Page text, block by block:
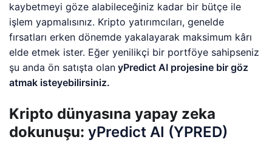
kaybetmeyi göze alabileceğiniz kadar bir bütçe ile
işlem yapmalısınız. Kripto yatırımcıları, genelde
fırsatları erken dönemde yakalayarak maksimum kârı
elde etmek ister. Eğer yenilikçi bir portföye sahipseniz
şu anda ön satışta olan yPredict AI projesine bir göz
atmak isteyebilirsiniz.
Kripto dünyasına yapay zeka
dokunuşu: yPredict AI (YPRED)